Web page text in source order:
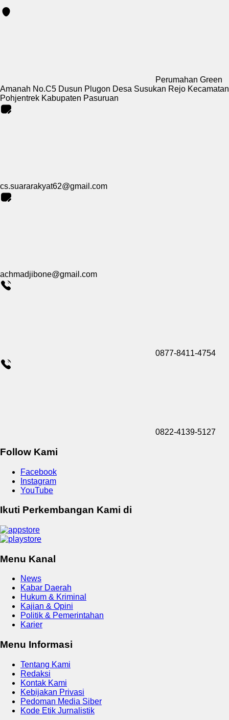
Perumahan Green
Amanah No.C5 Dusun Plugon Desa Susukan Rejo Kecamatan
Pohjentrek Kabupaten Pasuruan
cs.suararakyat62@gmail.com
achmadjibone@gmail.com
0877-8411-4754
0822-4139-5127
Follow Kami
Facebook
Instagram
YouTube
Ikuti Perkembangan Kami di
Menu Kanal
News
Kabar Daerah
Hukum & Kriminal
Kajian & Opini
Politik & Pemerintahan
Karier
Menu Informasi
Tentang Kami
Redaksi
Kontak Kami
Kebijakan Privasi
Pedoman Media Siber
Kode Etik Jurnalistik